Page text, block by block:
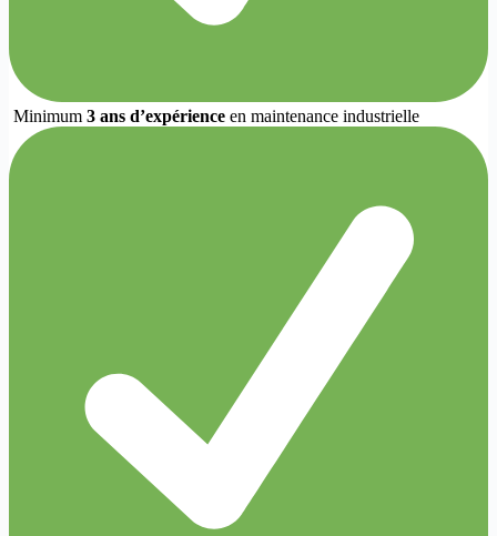
Minimum 3 ans d’expérience en maintenance industrielle